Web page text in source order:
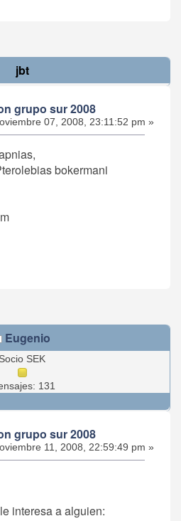
jbt
grupo sur 2008
07, 2008, 23:11:52 pm »
bokermani
Eugenio
Socio SEK
131
grupo sur 2008
11, 2008, 22:59:49 pm »
interesa a alguien: